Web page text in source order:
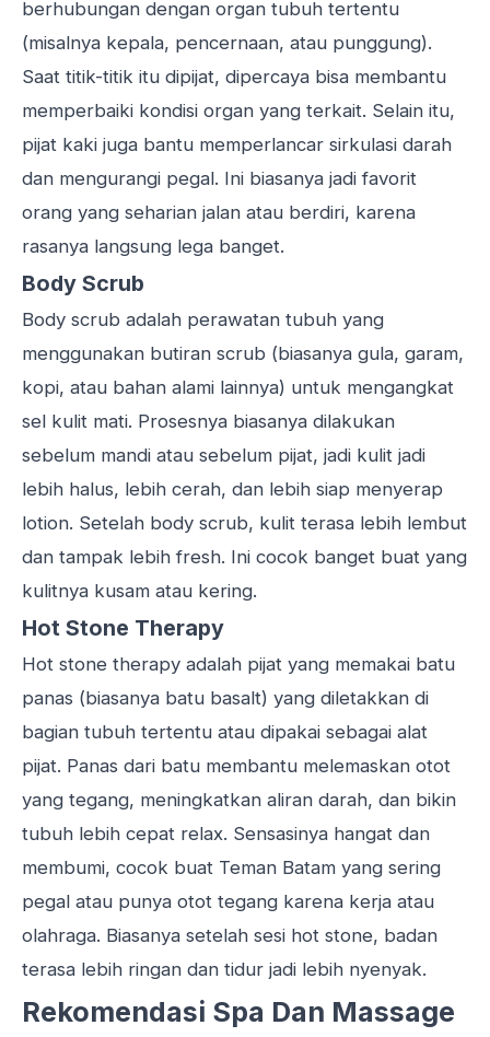
berhubungan dengan organ tubuh tertentu
(misalnya kepala, pencernaan, atau punggung).
Saat titik-titik itu dipijat, dipercaya bisa membantu
memperbaiki kondisi organ yang terkait. Selain itu,
pijat kaki juga bantu memperlancar sirkulasi darah
dan mengurangi pegal. Ini biasanya jadi favorit
orang yang seharian jalan atau berdiri, karena
rasanya langsung lega banget.
Body Scrub
Body scrub adalah perawatan tubuh yang
menggunakan butiran scrub (biasanya gula, garam,
kopi, atau bahan alami lainnya) untuk mengangkat
sel kulit mati. Prosesnya biasanya dilakukan
sebelum mandi atau sebelum pijat, jadi kulit jadi
lebih halus, lebih cerah, dan lebih siap menyerap
lotion. Setelah body scrub, kulit terasa lebih lembut
dan tampak lebih fresh. Ini cocok banget buat yang
kulitnya kusam atau kering.
Hot Stone Therapy
Hot stone therapy adalah pijat yang memakai batu
panas (biasanya batu basalt) yang diletakkan di
bagian tubuh tertentu atau dipakai sebagai alat
pijat. Panas dari batu membantu melemaskan otot
yang tegang, meningkatkan aliran darah, dan bikin
tubuh lebih cepat relax. Sensasinya hangat dan
membumi, cocok buat Teman Batam yang sering
pegal atau punya otot tegang karena kerja atau
olahraga. Biasanya setelah sesi hot stone, badan
terasa lebih ringan dan tidur jadi lebih nyenyak.
Rekomendasi Spa Dan Massage